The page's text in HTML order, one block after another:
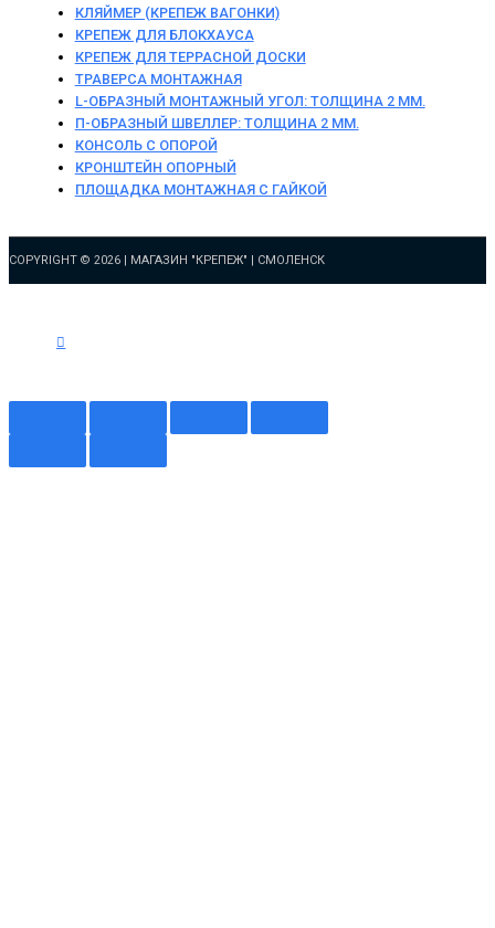
КЛЯЙМЕР (КРЕПЕЖ ВАГОНКИ)
КРЕПЕЖ ДЛЯ БЛОКХАУСА
КРЕПЕЖ ДЛЯ ТЕРРАСНОЙ ДОСКИ
ТРАВЕРСА МОНТАЖНАЯ
L-ОБРАЗНЫЙ МОНТАЖНЫЙ УГОЛ: ТОЛЩИНА 2 ММ.
П-ОБРАЗНЫЙ ШВЕЛЛЕР: ТОЛЩИНА 2 ММ.
КОНСОЛЬ С ОПОРОЙ
КРОНШТЕЙН ОПОРНЫЙ
ПЛОЩАДКА МОНТАЖНАЯ С ГАЙКОЙ
COPYRIGHT © 2026 | МАГАЗИН "КРЕПЕЖ" | СМОЛЕНСК